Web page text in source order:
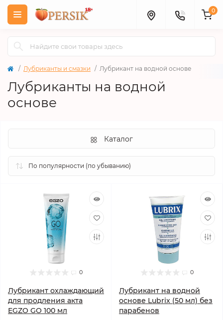
0
Лубриканты и смазки Лубрикант на водной основе
Лубриканты на водной
основе
Каталог
0
Лубрикант охлаждающий
для продления акта
EGZO GO 100 мл
0
Лубрикант на водной
основе Lubrix (50 мл) без
парабенов